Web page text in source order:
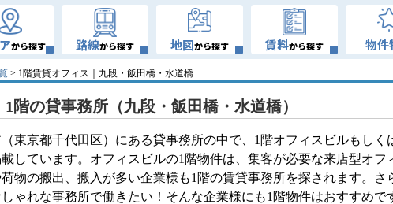
から探す 路線から探す 地図から探す 賃料から探す 物件
> 1階賃貸オフィス｜九段・飯田橋・水道橋
1階の貸事務所（九段・飯田橋・水道橋）
東京都千代田区）にある貸事務所の中で、1階オフィスビルもしく
しています。オフィスビルの1階物件は、集客が必要な来店型オフ
物の搬出、搬入が多い企業様も1階の賃貸事務所を探されます。さ
ゃれな事務所で働きたい！そんな企業様にも1階物件はおすすめで